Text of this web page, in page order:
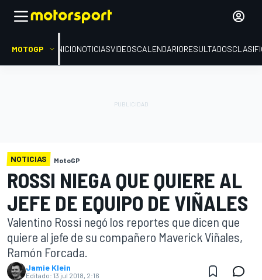
MOTOGP INICIONOTICIASVIDEOSCALENDARIORESULTADOS
NOTICIAS MotoGP
ROSSI NIEGA QUE QUIERE AL
JEFE DE EQUIPO DE VIÑALES
Valentino Rossi negó los reportes que dicen que
quiere al jefe de su compañero Maverick Viñales,
Ramón Forcada.
Jamie Klein
Editado: 13 jul 2018, 2:16